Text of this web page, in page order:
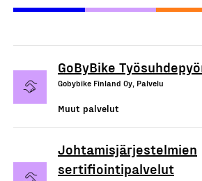
GoByBike
Gobybike Finland Oy, Palvelu
Muut palvelut
Johtamisjärjestelmien
sertifiointipalvelut